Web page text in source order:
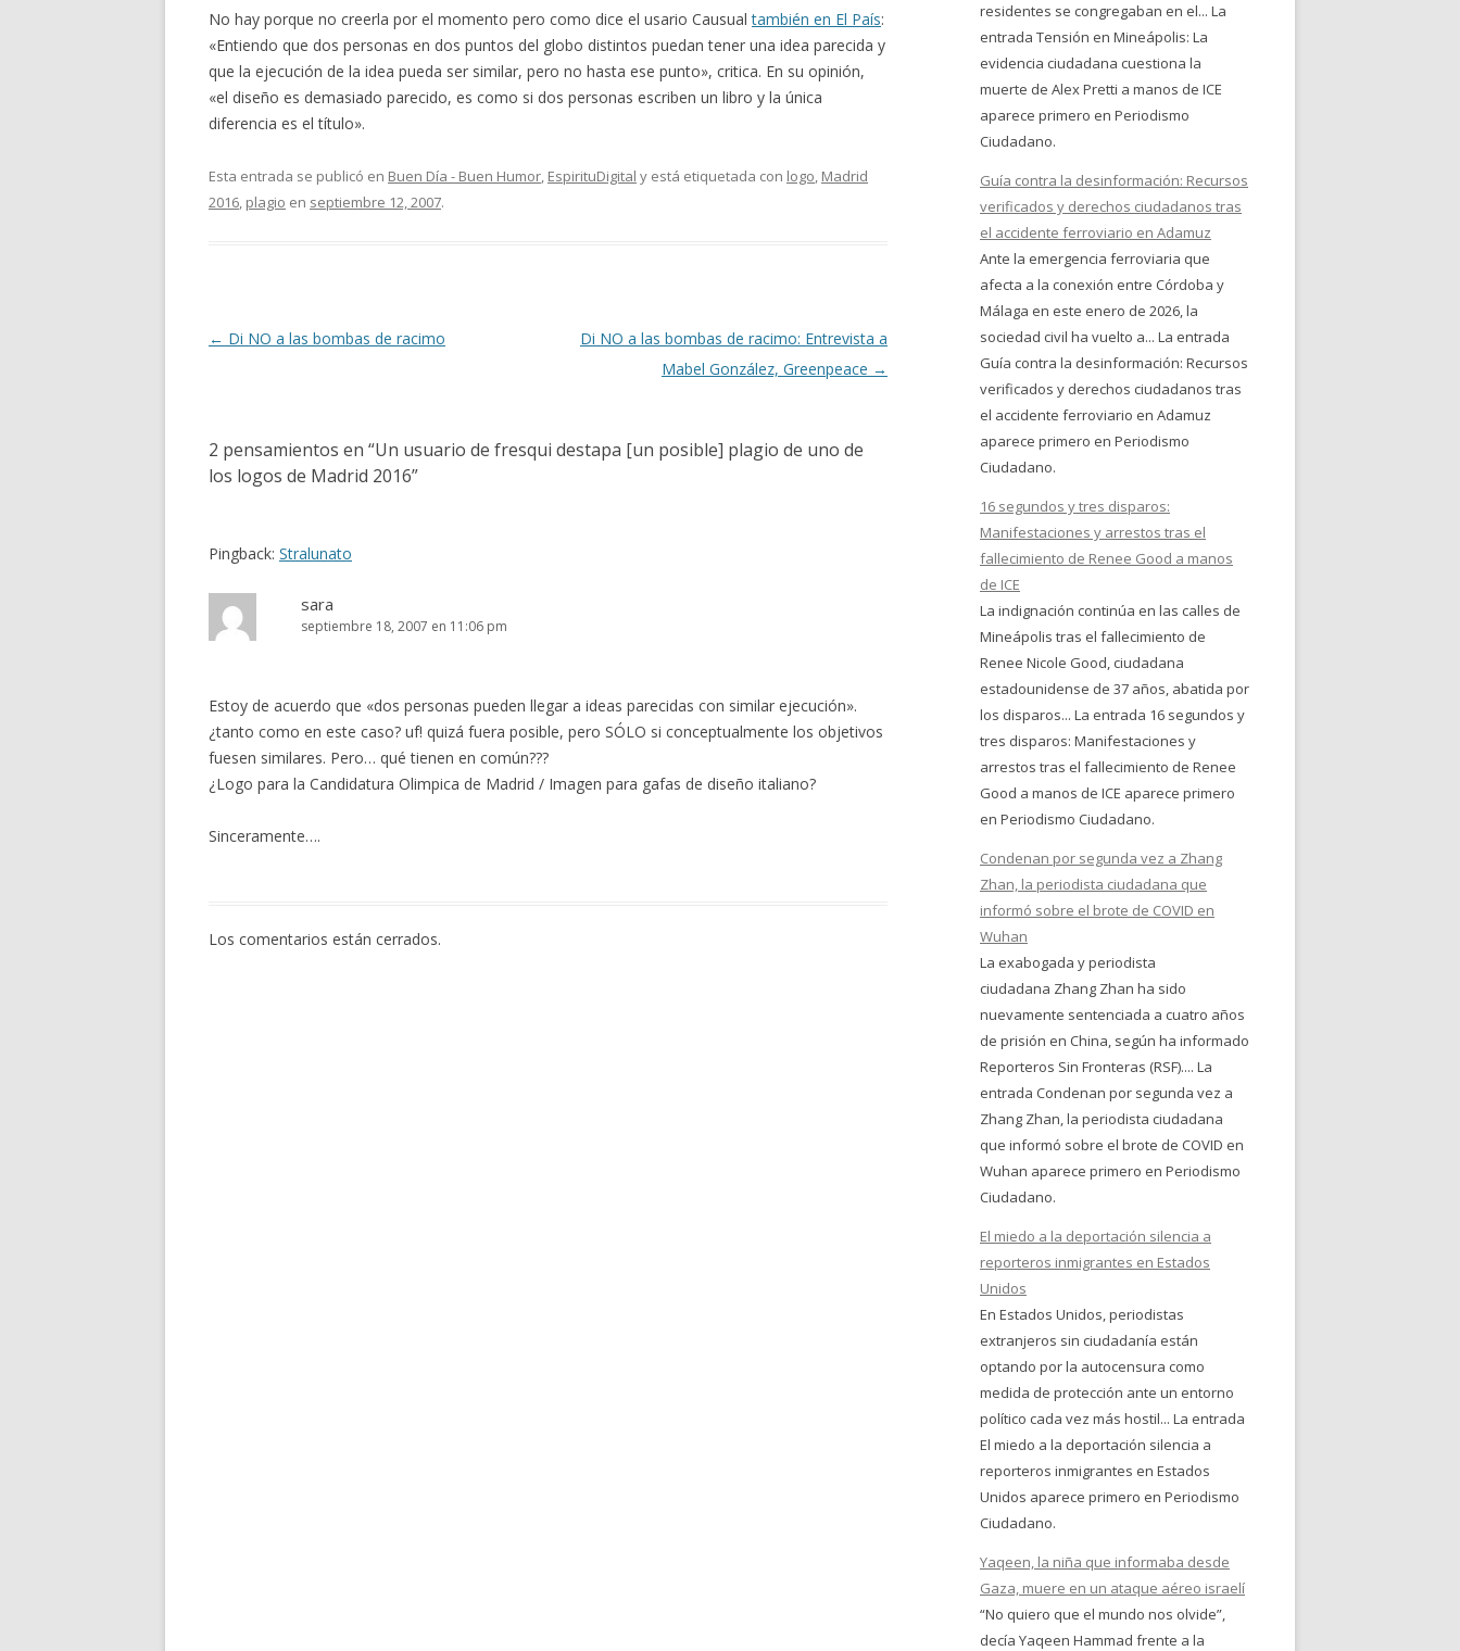
No hay porque no creerla por el momento pero como dice el usario Causualtambién en El País:
«Entiendo que dos personas en dos puntos del globo distintos puedan tener una idea parecida y
que la ejecución de la idea pueda ser similar, pero no hasta ese punto», critica. En su opinión,
«el diseño es demasiado parecido, es como si dos personas escriben un libro y la única
diferencia es el título».
Esta entrada se publicó en Buen Día - Buen Humor, EspirituDigital y está etiquetada con logo, Madrid
2016, plagio en septiembre 12, 2007.
Navegación
← Di NO a las bombas de racimo
Di NO a las bombas de racimo: Entrevista a
Mabel González, Greenpeace →
2 pensamientos en “Un usuario de fresqui destapa [un posible] plagio de uno de
los logos de Madrid 2016”
Pingback: Stralunato
sara
septiembre 18, 2007 en 11:06 pm
Estoy de acuerdo que «dos personas pueden llegar a ideas parecidas con similar ejecución».
¿tanto como en este caso? uf! quizá fuera posible, pero SÓLO si conceptualmente los objetivos
fuesen similares. Pero… qué tienen en común???
¿Logo para la Candidatura Olimpica de Madrid / Imagen para gafas de diseño italiano?
Sinceramente….
Los comentarios están cerrados.
residentes se congregaban en el... La
entrada Tensión en Mineápolis: La
evidencia ciudadana cuestiona la
muerte de Alex Pretti a manos de ICE
aparece primero en Periodismo
Ciudadano.
Guía contra la desinformación: Recursos
verificados y derechos ciudadanos tras
el accidente ferroviario en Adamuz
Ante la emergencia ferroviaria que
afecta a la conexión entre Córdoba y
Málaga en este enero de 2026, la
sociedad civil ha vuelto a... La entrada
Guía contra la desinformación: Recursos
verificados y derechos ciudadanos tras
el accidente ferroviario en Adamuz
aparece primero en Periodismo
Ciudadano.
16 segundos y tres disparos:
Manifestaciones y arrestos tras el
fallecimiento de Renee Good a manos
de ICE
La indignación continúa en las calles de
Mineápolis tras el fallecimiento de
Renee Nicole Good, ciudadana
estadounidense de 37 años, abatida por
los disparos... La entrada 16 segundos y
tres disparos: Manifestaciones y
arrestos tras el fallecimiento de Renee
Good a manos de ICE aparece primero
en Periodismo Ciudadano.
Condenan por segunda vez a Zhang
Zhan, la periodista ciudadana que
informó sobre el brote de COVID en
Wuhan
La exabogada y periodista
ciudadana Zhang Zhan ha sido
nuevamente sentenciada a cuatro años
de prisión en China, según ha informado
Reporteros Sin Fronteras (RSF).... La
entrada Condenan por segunda vez a
Zhang Zhan, la periodista ciudadana
que informó sobre el brote de COVID en
Wuhan aparece primero en Periodismo
Ciudadano.
El miedo a la deportación silencia a
reporteros inmigrantes en Estados
Unidos
En Estados Unidos, periodistas
extranjeros sin ciudadanía están
optando por la autocensura como
medida de protección ante un entorno
político cada vez más hostil... La entrada
El miedo a la deportación silencia a
reporteros inmigrantes en Estados
Unidos aparece primero en Periodismo
Ciudadano.
Yaqeen, la niña que informaba desde
Gaza, muere en un ataque aéreo israelí
“No quiero que el mundo nos olvide”,
decía Yaqeen Hammad frente a la